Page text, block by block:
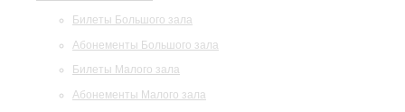
Билеты Большого зала
Абонементы Большого зала
Билеты Малого зала
Абонементы Малого зала